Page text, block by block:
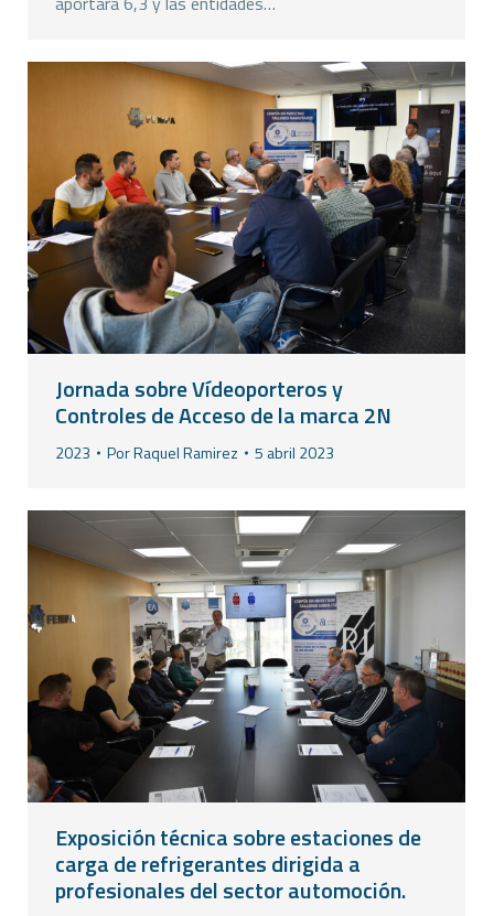
Jornada sobre Vídeoporteros y
Controles de Acceso de la marca 2N
2023 PorRaquel Ramirez 5 abril 2023
Exposición técnica sobre estaciones de
carga de refrigerantes dirigida a
profesionales del sector automoción.